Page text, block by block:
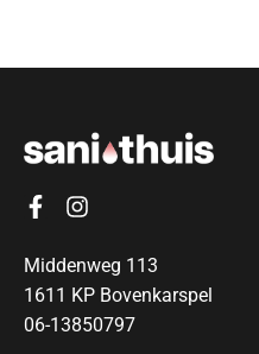
Middenweg 113
1611 KP Bovenkarspel
06-13850797